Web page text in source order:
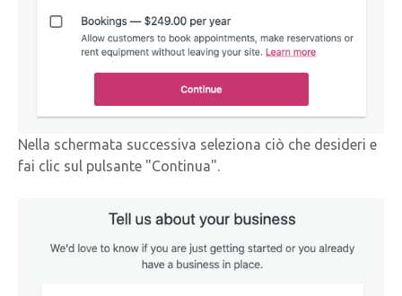
Nella schermata successiva seleziona ciò che desideri e
fai clic sul pulsante "Continua".